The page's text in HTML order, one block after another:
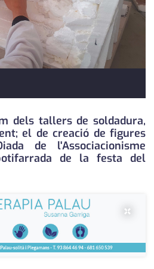
política
serveis
societat
editorial
dels tallers de soldadura,
el de creació de figures
de l'Associacionisme
de la festa del
×